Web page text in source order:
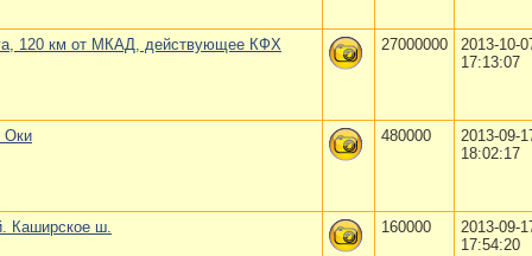
120 км от МКАД, действующее КФХ 27000000
2013-10-
17:13:07
Оки 480000
2013-09-
18:02:17
Каширское ш. 160000
2013-09-
17:54:20